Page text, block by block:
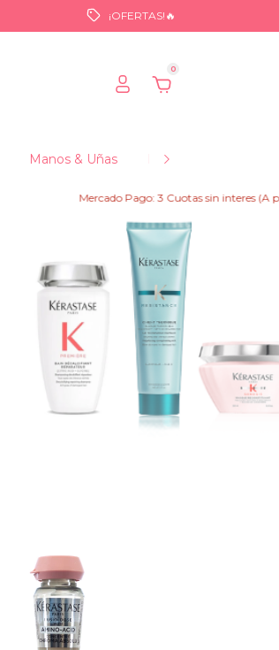
¡OFERTAS!🔥
0
Manos & Uñas Maquillajes
Pago: 3 Cuotas sin interes (A partir de